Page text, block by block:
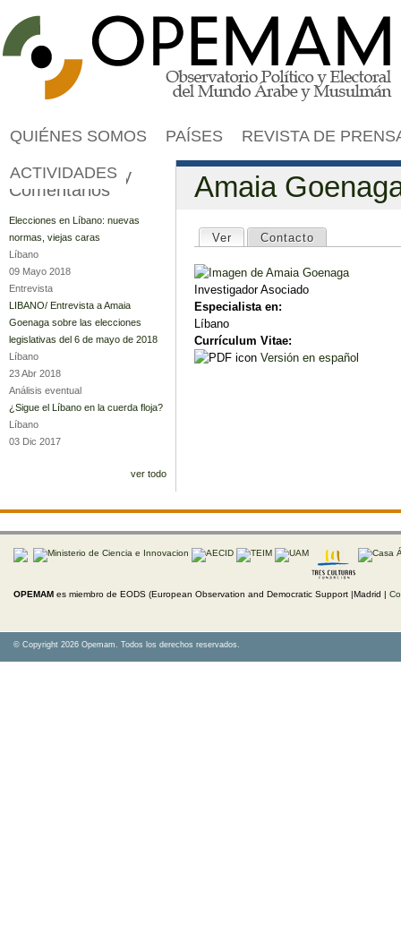
Amaia
Solapas principales
Ver (solapa activa)
Contacto
Investigador Asociado
Especialista en:
Líbano
Currículum Vitae:
Versión en español
QUIÉNES SOMOS PAÍSES REVISTA DE
ACTIVIDADES
Publicaciones y
Comentarios
Elecciones en Líbano: nuevas
normas, viejas caras
Líbano
09 Mayo 2018
Entrevista
LIBANO/ Entrevista a Amaia
Goenaga sobre las elecciones
legislativas del 6 de mayo de 2018
Líbano
23 Abr 2018
Análisis eventual
¿Sigue el Líbano en la cuerda floja?
Líbano
03 Dic 2017
ver todo
OPEMAM es miembro de EODS (European Observation and Democratic Support |Madrid |
© Copyright 2026 Opemam. Todos los derechos reservados.